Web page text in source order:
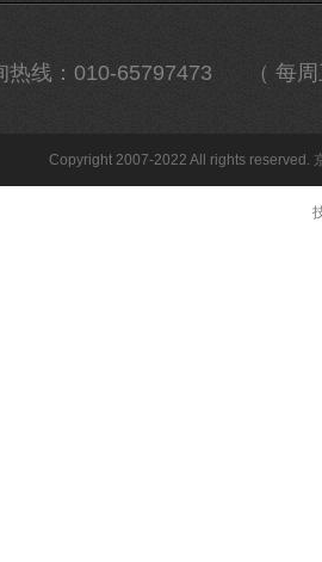
线： 010-65797473 （ 每周
Copyright 2007-2022 All rights reserved.